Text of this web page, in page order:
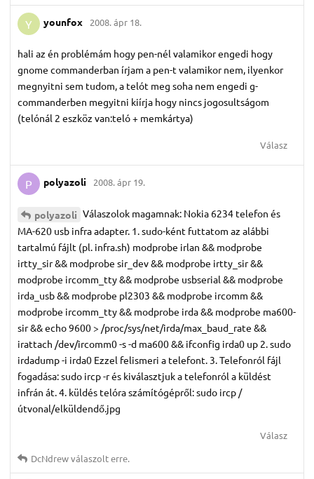
Y younfox 2008. ápr 18.
hali az én problémám hogy pen-nél valamikor engedi hogy
gnome commanderban írjam a pen-t valamikor nem, ilyenkor
megnyitni sem tudom, a telót meg soha nem engedi g-
commanderben megyitni kiírja hogy nincs jogosultságom
(telónál 2 eszköz van:teló + memkártya)
Válasz
P polyazoli 2008. ápr 19.
polyazoli Válaszolok magamnak: Nokia 6234 telefon és
MA-620 usb infra adapter. 1. sudo-ként futtatom az alábbi
tartalmú fájlt (pl. infra.sh) modprobe irlan && modprobe
irtty_sir && modprobe sir_dev && modprobe irtty_sir &&
modprobe ircomm_tty && modprobe usbserial && modprobe
irda_usb && modprobe pl2303 && modprobe ircomm &&
modprobe ircomm_tty && modprobe irda && modprobe ma600-
sir && echo 9600 > /proc/sys/net/irda/max_baud_rate &&
irattach /dev/ircomm0 -s -d ma600 && ifconfig irda0 up 2. sudo
irdadump -i irda0 Ezzel felismeri a telefont. 3. Telefonról fájl
fogadása: sudo ircp -r és kiválasztjuk a telefonról a küldést
infrán át. 4. küldés telóra számítógépről: sudo ircp /
útvonal/elküldendő.jpg
Válasz
DcNdrewválaszolt erre.